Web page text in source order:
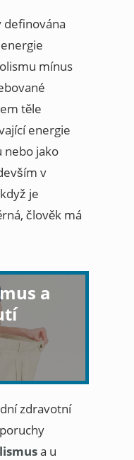
definována
mínus
těle
energie
nebo jako
v
je
člověk má
a
zdravotní
a u